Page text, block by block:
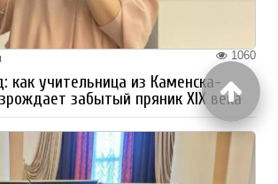
1060
как учительница из Каменска-
забытый пряник XIX века